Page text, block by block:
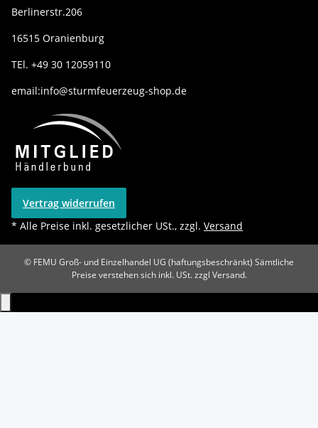
Berlinerstr.206
16515 Oranienburg
TEl. +49 30 12059110
email:info@sturmfeuerzeug-shop.de
Vertrag widerrufen
* Alle Preise inkl. gesetzlicher USt., zzgl. Versand
© FEMU Groß- und Einzelhandel UG (haftungsbeschränkt) Sämtliche
Preise verstehen sich inkl. USt. zzgl Versand.